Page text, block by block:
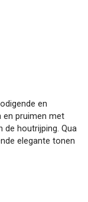
en
en pruimen met
de houtrijping. Qua
elegante tonen